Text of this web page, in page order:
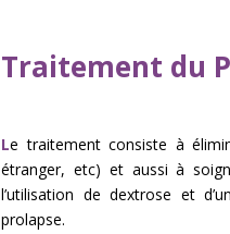
Traitement du
Le traitement consiste à
étranger, etc) et aussi à
l’utilisation de dextrose et
prolapse.